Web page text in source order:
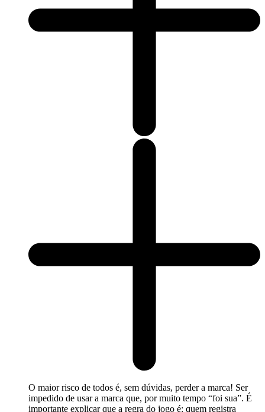
O maior risco de todos é, sem dúvidas, perder a marca! Ser
impedido de usar a marca que, por muito tempo “foi sua”. É
importante explicar que a regra do jogo é: quem registra